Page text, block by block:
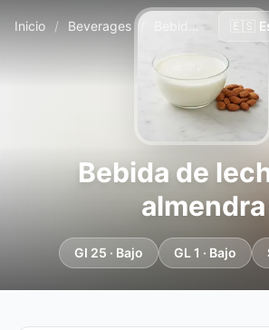
Inicio / Beverages
Bebida de
almendra
GI 25 · Bajo GL 1 · Bajo